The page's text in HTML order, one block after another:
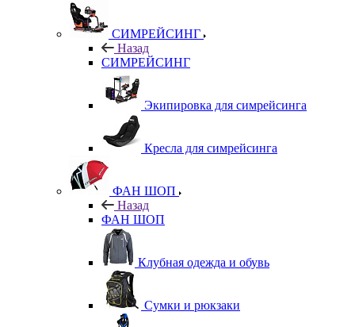
СИМРЕЙСИНГ
Назад
СИМРЕЙСИНГ
Экипировка для симрейсинга
Кресла для симрейсинга
ФАН ШОП
Назад
ФАН ШОП
Клубная одежда и обувь
Сумки и рюкзаки